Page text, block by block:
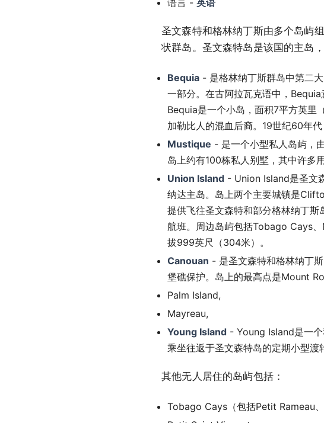
圣文森特和格林纳丁斯由多个岛屿
状群岛。圣文森特岛是该国的主岛
Bequia - 是格林纳丁斯群岛中第二
一部分。在古阿拉瓦克语中，Bequia
Bequia是一个小岛，面积7平方英里
加勒比人的混血后裔。19世纪60年
Mustique - 是一个小型私人岛屿，
岛上约有100栋私人别墅，其中许多
Union Island - Union Island是圣文
纳达主岛。岛上两个主要城镇是
提供飞往圣文森特和部分格林纳丁
航班。周边岛屿包括Tobago Cays
拔999英尺（304米）。
Canouan - 是圣文森特和格林纳丁
堡礁保护。岛上的最高点是Mount
Palm Island,
Mayreau,
Young Island - Young Island是一
乘坐往返于圣文森特岛的定期小型渡
其他无人居住的岛屿包括：
Tobago Cays（包括Petit Rameau